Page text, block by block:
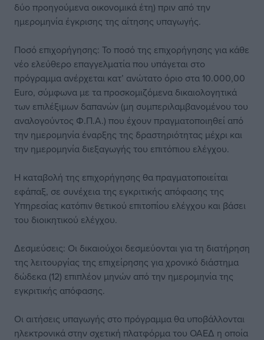
δύο προηγούμενα οικονομικά έτη) πριν από την
ημερομηνία έγκρισης της αίτησης υπαγωγής.
Ποσό επιχορήγησης: Το ποσό της επιχορήγησης για κάθε
νέο ελεύθερο επαγγελματία που υπάγεται στο
πρόγραμμα ανέρχεται κατ’ ανώτατο όριο στα 10.000,00
Euro, σύμφωνα με τα προσκομιζόμενα δικαιολογητικά
των επιλέξιμων δαπανών (μη συμπεριλαμβανομένου του
αναλογούντος Φ.Π.Α.) που έχουν πραγματοποιηθεί από
την ημερομηνία έναρξης της δραστηριότητας μέχρι και
την ημερομηνία διεξαγωγής του επιτόπιου ελέγχου.
Η καταβολή της επιχορήγησης θα πραγματοποιείται
εφάπαξ, σε συνέχεια της εγκριτικής απόφασης της
Υπηρεσίας κατόπιν θετικού επιτοπίου ελέγχου και βάσει
του διοικητικού ελέγχου.
Δεσμεύσεις: Οι δικαιούχοι δεσμεύονται για τη διατήρηση
της λειτουργίας της επιχείρησης για χρονικό διάστημα
δώδεκα (12) επιπλέον μηνών από την ημερομηνία της
εγκριτικής απόφασης.
Οι αιτήσεις υπαγωγής στο πρόγραμμα θα υποβάλλονται
ηλεκτρονικά στην σχετική πλατφόρμα του ΟΑΕΔ η οποία